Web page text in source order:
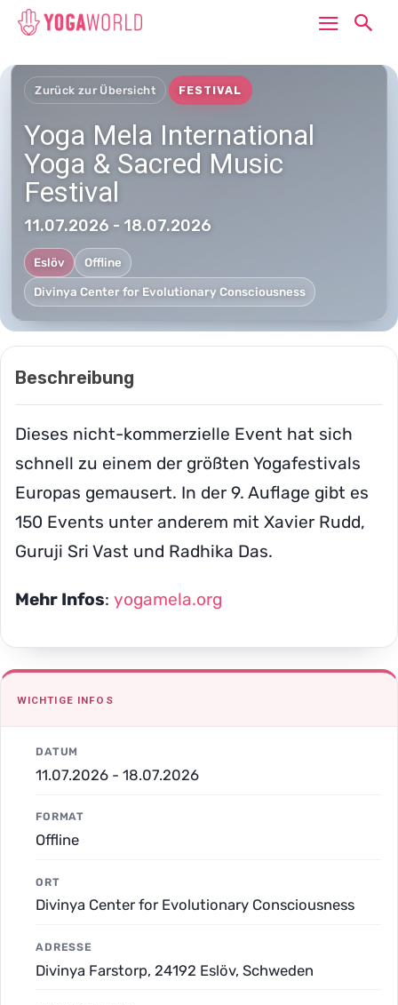
Zurück zur Übersicht FESTIVAL
Yoga Mela International
Yoga & Sacred Music
Festival
11.07.2026 - 18.07.2026
Eslöv Offline
Divinya Center for Evolutionary Consciousness
Beschreibung
Dieses nicht-kommerzielle Event hat sich
schnell zu einem der größten Yogafestivals
Europas gemausert. In der 9. Auflage gibt es
150 Events unter anderem mit Xavier Rudd,
Guruji Sri Vast und Radhika Das.
Mehr Infos: yogamela.org
WICHTIGE INFOS
DATUM
11.07.2026 - 18.07.2026
FORMAT
Offline
ORT
Divinya Center for Evolutionary Consciousness
ADRESSE
Divinya Farstorp, 24192 Eslöv, Schweden